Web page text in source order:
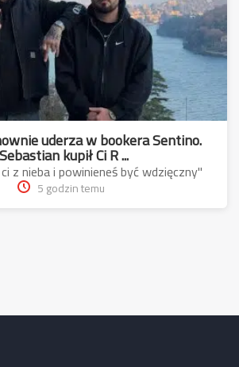
uderza w bookera Sentino.
kupił Ci R ...
z nieba i powinieneś być wdzięczny"
5 godzin temu